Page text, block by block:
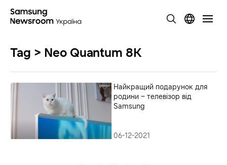
Tag > Neo Quantum 8К
Найкращий подарунок для
родини – телевізор від
Samsung
06-12-2021